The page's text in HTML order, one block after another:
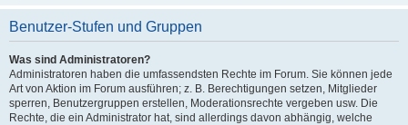
Benutzer-Stufen und Gruppen
Was sind Administratoren?
Administratoren haben die umfassendsten Rechte im Forum. Sie können jede
Art von Aktion im Forum ausführen; z. B. Berechtigungen setzen, Mitglieder
sperren, Benutzergruppen erstellen, Moderationsrechte vergeben usw. Die
Rechte, die ein Administrator hat, sind allerdings davon abhängig, welche